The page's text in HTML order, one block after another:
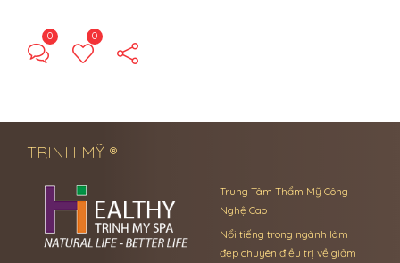
0 0
TRINH MỸ ®
Trung Tâm Thẩm Mỹ Công
Nghệ Cao
Nổi tiếng trong ngành làm
đẹp chuyên điều trị về giảm